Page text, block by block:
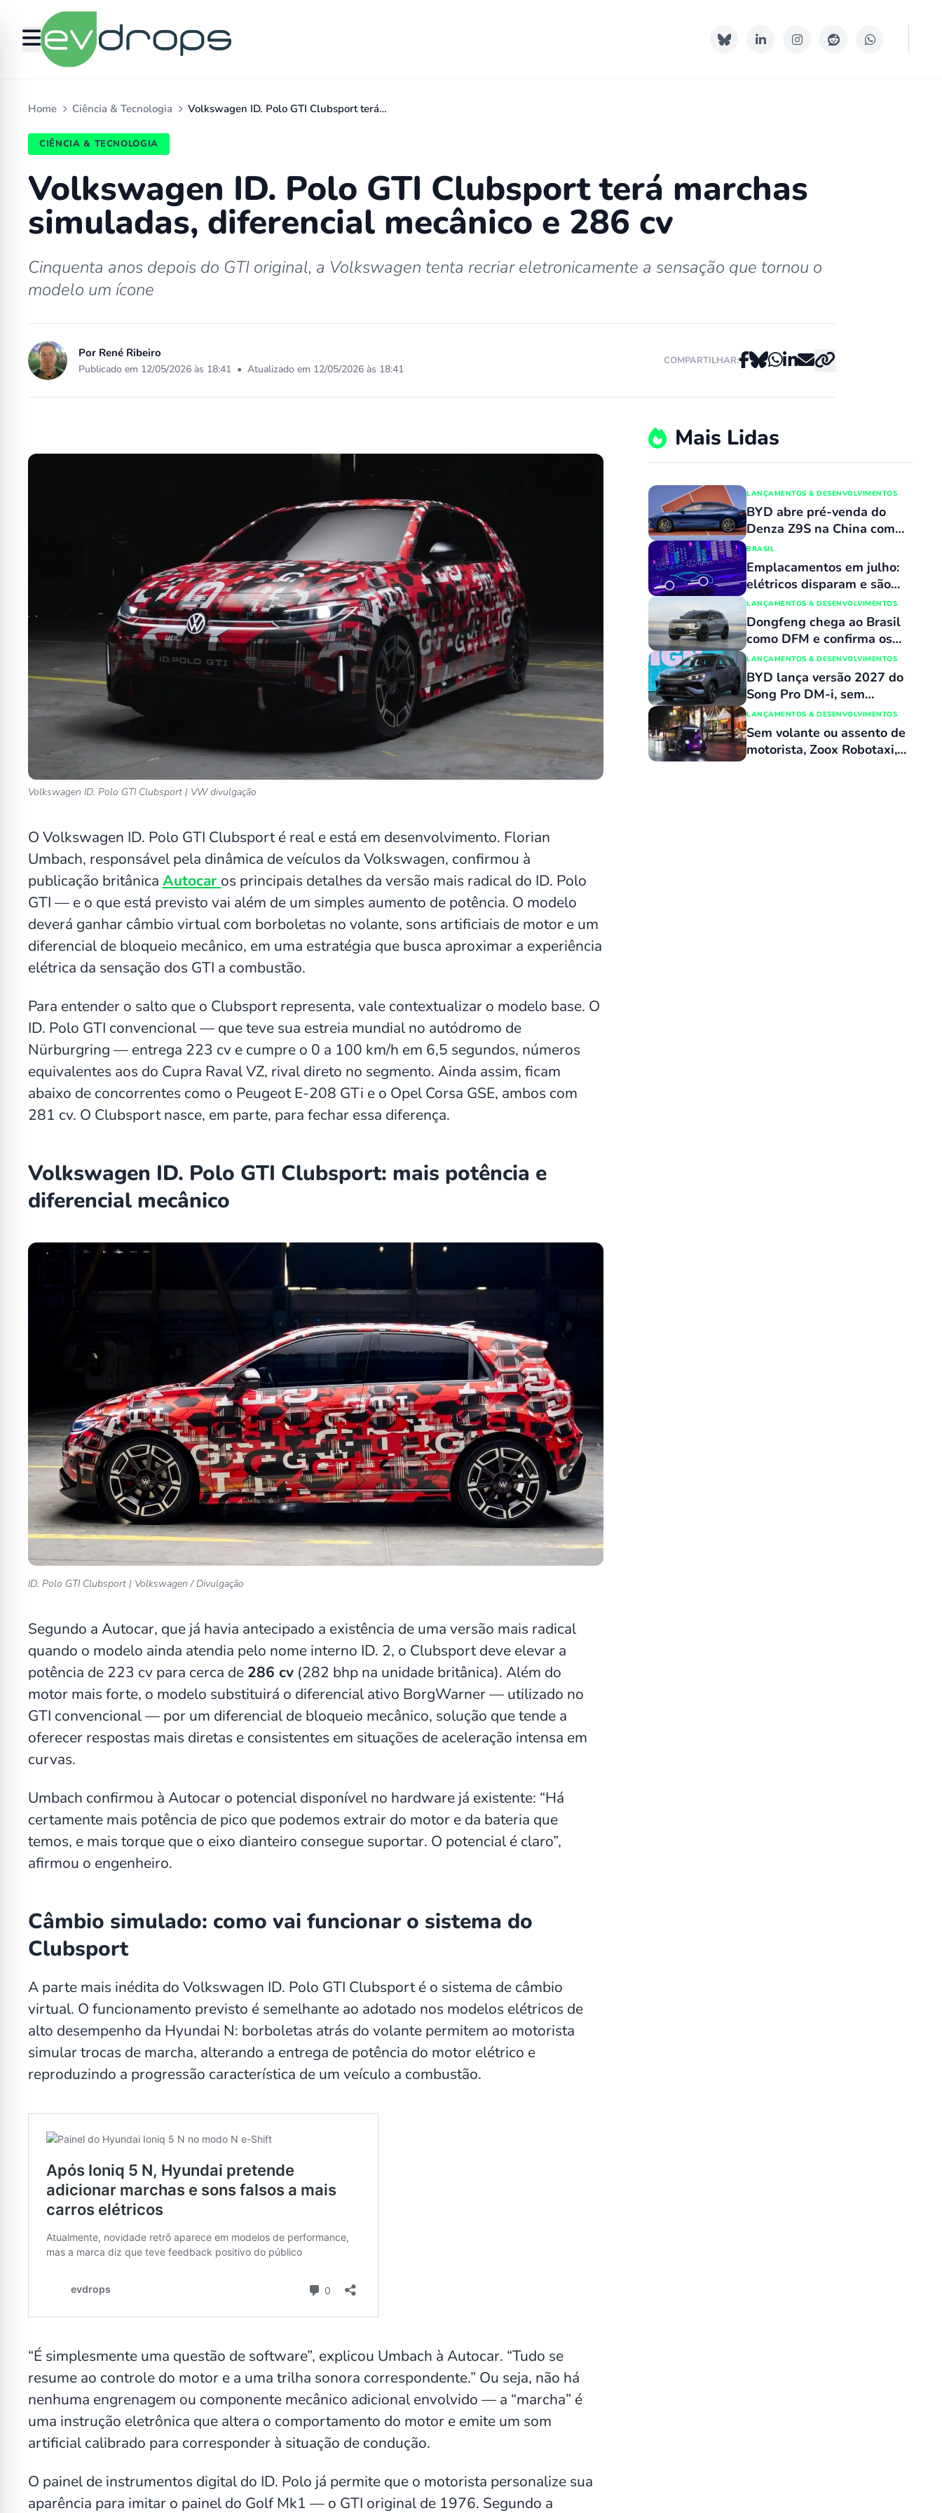
Home Ciência & Tecnologia Volkswagen ID. Polo GTI Clubsport terá…
CIÊNCIA & TECNOLOGIA
Volkswagen ID. Polo GTI Clubsport terá marchas
simuladas, diferencial mecânico e 286 cv
Cinquenta anos depois do GTI original, a Volkswagen tenta recriar eletronicamente a sensação que tornou o
modelo um ícone
Por René Ribeiro
Publicado em 12/05/2026 às 18:41 • Atualizado em 12/05/2026 às 18:41
COMPARTILHAR:
Volkswagen ID. Polo GTI Clubsport | VW divulgação
O Volkswagen ID. Polo GTI Clubsport é real e está em desenvolvimento. Florian
Umbach, responsável pela dinâmica de veículos da Volkswagen, confirmou à
publicação britânica Autocar os principais detalhes da versão mais radical do ID. Polo
GTI — e o que está previsto vai além de um simples aumento de potência. O modelo
deverá ganhar câmbio virtual com borboletas no volante, sons artificiais de motor e um
diferencial de bloqueio mecânico, em uma estratégia que busca aproximar a experiência
elétrica da sensação dos GTI a combustão.
Para entender o salto que o Clubsport representa, vale contextualizar o modelo base. O
ID. Polo GTI convencional — que teve sua estreia mundial no autódromo de
Nürburgring — entrega 223 cv e cumpre o 0 a 100 km/h em 6,5 segundos, números
equivalentes aos do Cupra Raval VZ, rival direto no segmento. Ainda assim, ficam
abaixo de concorrentes como o Peugeot E-208 GTi e o Opel Corsa GSE, ambos com
281 cv. O Clubsport nasce, em parte, para fechar essa diferença.
Volkswagen ID. Polo GTI Clubsport: mais potência e
diferencial mecânico
ID. Polo GTI Clubsport | Volkswagen / Divulgação
Segundo a Autocar, que já havia antecipado a existência de uma versão mais radical
quando o modelo ainda atendia pelo nome interno ID. 2, o Clubsport deve elevar a
potência de 223 cv para cerca de 286 cv (282 bhp na unidade britânica). Além do
motor mais forte, o modelo substituirá o diferencial ativo BorgWarner — utilizado no
GTI convencional — por um diferencial de bloqueio mecânico, solução que tende a
oferecer respostas mais diretas e consistentes em situações de aceleração intensa em
curvas.
Umbach confirmou à Autocar o potencial disponível no hardware já existente: “Há
certamente mais potência de pico que podemos extrair do motor e da bateria que
temos, e mais torque que o eixo dianteiro consegue suportar. O potencial é claro”,
afirmou o engenheiro.
Câmbio simulado: como vai funcionar o sistema do
Clubsport
A parte mais inédita do Volkswagen ID. Polo GTI Clubsport é o sistema de câmbio
virtual. O funcionamento previsto é semelhante ao adotado nos modelos elétricos de
alto desempenho da Hyundai N: borboletas atrás do volante permitem ao motorista
simular trocas de marcha, alterando a entrega de potência do motor elétrico e
reproduzindo a progressão característica de um veículo a combustão.
“É simplesmente uma questão de software”, explicou Umbach à Autocar. “Tudo se
resume ao controle do motor e a uma trilha sonora correspondente.” Ou seja, não há
nenhuma engrenagem ou componente mecânico adicional envolvido — a “marcha” é
uma instrução eletrônica que altera o comportamento do motor e emite um som
artificial calibrado para corresponder à situação de condução.
O painel de instrumentos digital do ID. Polo já permite que o motorista personalize sua
aparência para imitar o painel do Golf Mk1 — o GTI original de 1976. Segundo a
Mais Lidas
LANÇAMENTOS & DESENVOLVIMENTOS
BYD abre pré-venda do
Denza Z9S na China com
promessa de carregamento
ultrarrápido
BRASIL
Emplacamentos em julho:
elétricos disparam e são
mais de 12% dos carros
novos; Dolphin Mini não é
mais o número 1 no varejo
LANÇAMENTOS & DESENVOLVIMENTOS
Dongfeng chega ao Brasil
como DFM e confirma os
dois primeiros modelos
para a linha nacional
LANÇAMENTOS & DESENVOLVIMENTOS
BYD lança versão 2027 do
Song Pro DM-i, sem
reajuste de preços, com
várias atualizações e agora
flex
LANÇAMENTOS & DESENVOLVIMENTOS
Sem volante ou assento de
motorista, Zoox Robotaxi,